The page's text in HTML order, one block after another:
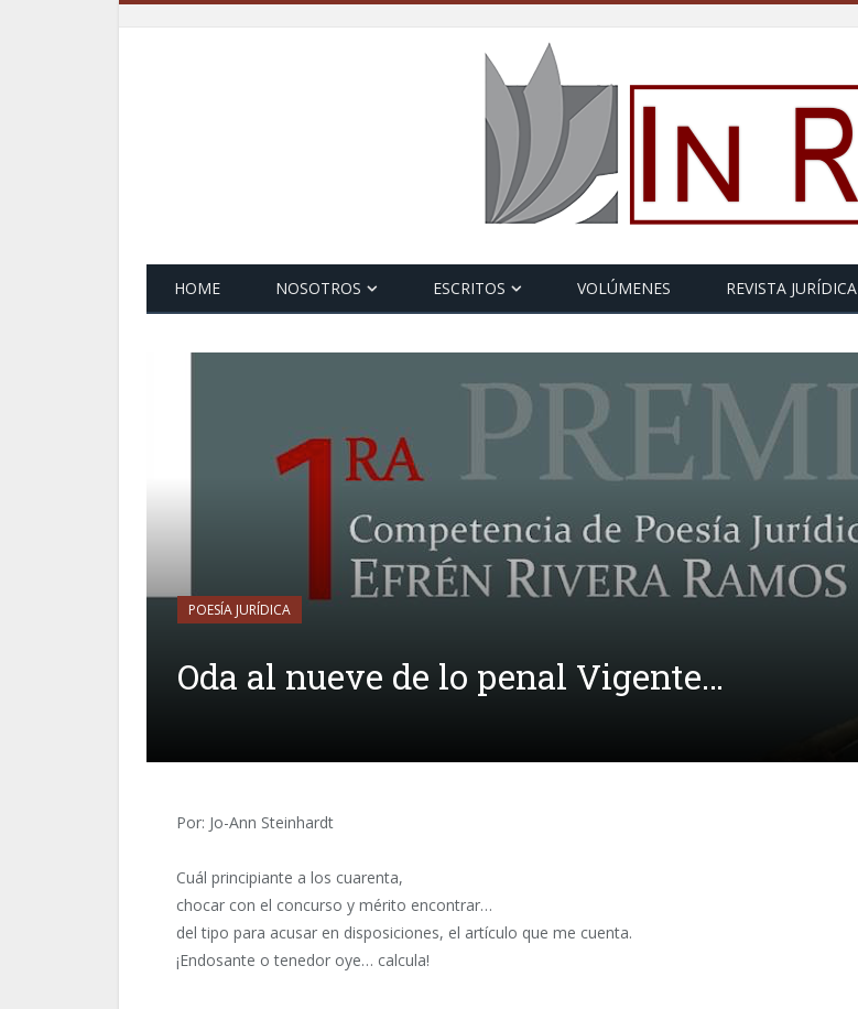
HOME NOSOTROS ESCRITOS VOLÚMENES REVISTA JURÍDICA
POESÍA JURÍDICA
Oda al nueve de lo penal Vigente…
Por: Jo-Ann Steinhardt
Cuál principiante a los cuarenta,
chocar con el concurso y mérito encontrar…
del tipo para acusar en disposiciones, el artículo que me cuenta.
¡Endosante o tenedor oye… calcula!